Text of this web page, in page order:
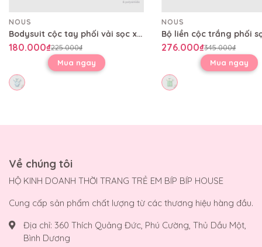
NOUS
Bodysuit cộc tay phối vải sọc xanh biển
180.000₫225.000₫
Mua ngay
NOUS
276.000₫345.000₫
Mua ngay
Về chúng tôi
HỘ KINH DOANH THỜI TRANG TRẺ EM BÍP BÍP HOUSE
Cung cấp sản phẩm chất lượng từ các thương hiệu hàng đầu.
Địa chỉ: 360 Thích Quảng Đức, Phú Cường, Thủ Dầu Một,
Bình Dương